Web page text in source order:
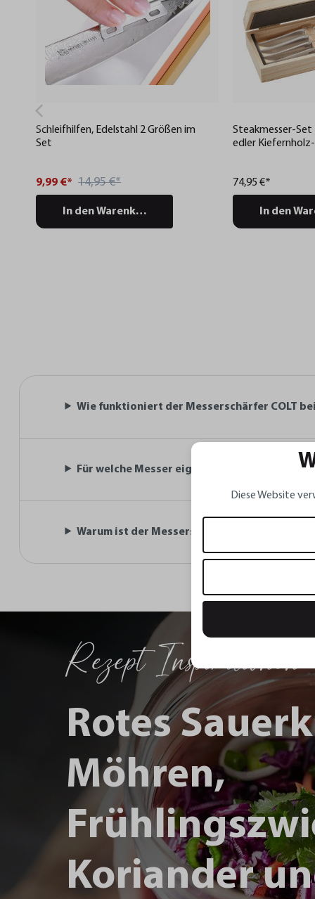
Schleifhilfen, Edelstahl 2 Größen im
Set
9,99 €* 14,95 €*
In den Warenkorb
Steakmesser-Set
edler
74,95 €*
In den
Wie funktioniert der Messerschärfer COLT
Für welche Messer eignet sich der
Warum ist der Messerschärfer COLT
Rezept Inspirationen
Rotes
Möhren,
Koriander
Diese Website